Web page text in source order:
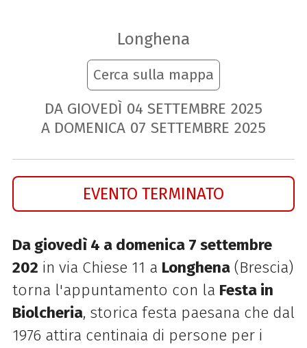
Longhena
Cerca sulla mappa
DA GIOVEDÌ 04 SETTEMBRE 2025
A DOMENICA 07 SETTEMBRE 2025
EVENTO TERMINATO
Da giovedì 4 a domenica 7 settembre
202 in via Chiese 11 a Longhena(Brescia)
torna l'appuntamento con la Festa in
Biolcheria, storica festa paesana che dal
1976 attira centinaia di persone per i